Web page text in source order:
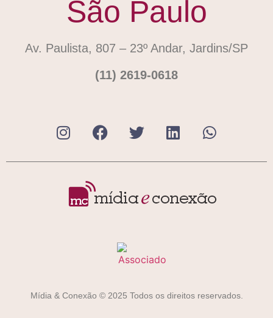
São Paulo
Av. Paulista, 807 – 23º Andar, Jardins/SP
(11) 2619-0618
Mídia & Conexão © 2025 Todos os direitos reservados.